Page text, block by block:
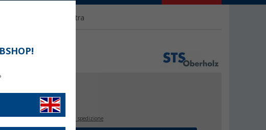
a vite STS per finestra
€
Prezzi IVA inclusa+ Spese di spedizione